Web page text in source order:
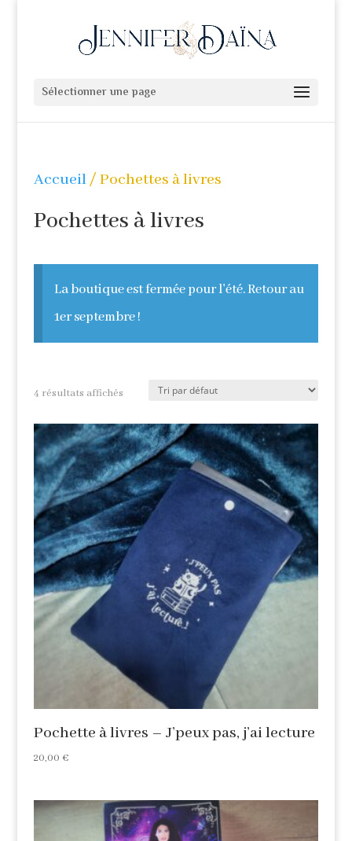
Sélectionner une page
Accueil/ Pochettes à livres
Pochettes à livres
La boutique est fermée pour l'été. Retour au
1er septembre !
4 résultats affichés
Pochette à livres – J’peux pas, j’ai lecture
20,00 €